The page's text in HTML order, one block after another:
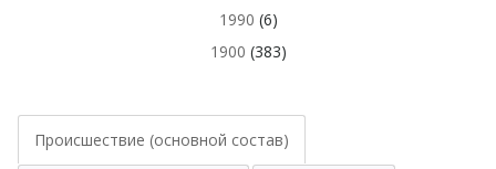
1990 (6)
1900 (383)
Происшествие (основной состав)